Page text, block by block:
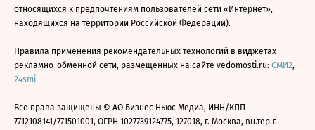
относящихся к предпочтениям пользователей сети «Интернет»,
находящихся на территории Российской Федерации).
Правила применения рекомендательных технологий в виджетах
рекламно-обменной сети, размещенных на сайте vedomosti.ru: СМИ2,
24smi
Все права защищены © АО Бизнес Ньюс Медиа, ИНН/КПП
7712108141/771501001, ОГРН 1027739124775, 127018, г. Москва, вн.тер.г.